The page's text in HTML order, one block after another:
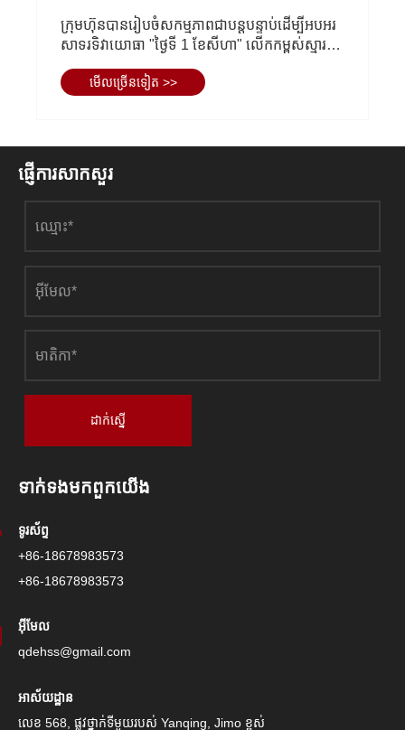
ក្រុមហ៊ុនបានរៀបចំសកម្មភាពជាបន្តបន្ទាប់ដើម្បីអបអរ
សាទរទិវាយោធា "ថ្ងៃទី 1 ខែសីហា" លើកកម្ពស់ស្មារតី
មើល​ច្រើន​ទៀត >>
ផ្ញើការសាកសួរ
ដាក់ស្នើ
ទាក់ទង​មក​ពួក​យើង
ទូរស័ព្ទ
+86-18678983573
+86-18678983573
អ៊ីមែល
qdehss@gmail.com
អាស័យដ្ឋាន
លេខ 568, ផ្លូវថ្នាក់ទីមួយរបស់ Yanqing, Jimo ខ្ពស់